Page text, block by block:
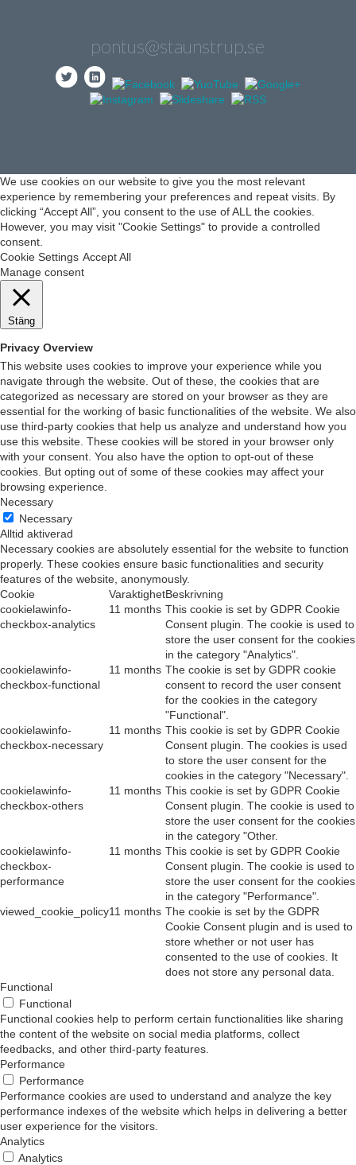
pontus@staunstrup.se
We use cookies on our website to give you the most relevant
experience by remembering your preferences and repeat visits. By
clicking “Accept All”, you consent to the use of ALL the cookies.
However, you may visit "Cookie Settings" to provide a controlled
consent.
Cookie Settings Accept All
Manage consent
Stäng
Privacy Overview
This website uses cookies to improve your experience while you
navigate through the website. Out of these, the cookies that are
categorized as necessary are stored on your browser as they are
essential for the working of basic functionalities of the website. We also
use third-party cookies that help us analyze and understand how you
use this website. These cookies will be stored in your browser only
with your consent. You also have the option to opt-out of these
cookies. But opting out of some of these cookies may affect your
browsing experience.
Necessary
Necessary
Alltid aktiverad
Necessary cookies are absolutely essential for the website to function
properly. These cookies ensure basic functionalities and security
features of the website, anonymously.
Cookie
VaraktighetBeskrivning
cookielawinfo-
checkbox-analytics
11 months This cookie is set by GDPR Cookie
Consent plugin. The cookie is used to
store the user consent for the cookies
in the category "Analytics".
cookielawinfo-
checkbox-functional
11 months The cookie is set by GDPR cookie
consent to record the user consent
for the cookies in the category
"Functional".
cookielawinfo-
checkbox-necessary
11 months This cookie is set by GDPR Cookie
Consent plugin. The cookies is used
to store the user consent for the
cookies in the category "Necessary".
cookielawinfo-
checkbox-others
11 months This cookie is set by GDPR Cookie
Consent plugin. The cookie is used to
store the user consent for the cookies
in the category "Other.
cookielawinfo-
checkbox-
performance
11 months This cookie is set by GDPR Cookie
Consent plugin. The cookie is used to
store the user consent for the cookies
in the category "Performance".
viewed_cookie_policy11 months The cookie is set by the GDPR
Cookie Consent plugin and is used to
store whether or not user has
consented to the use of cookies. It
does not store any personal data.
Functional
Functional
Functional cookies help to perform certain functionalities like sharing
the content of the website on social media platforms, collect
feedbacks, and other third-party features.
Performance
Performance
Performance cookies are used to understand and analyze the key
performance indexes of the website which helps in delivering a better
user experience for the visitors.
Analytics
Analytics